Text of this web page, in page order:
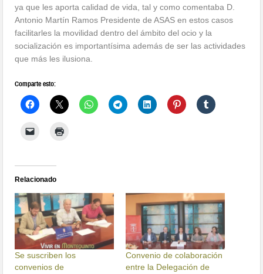
ya que les aporta calidad de vida, tal y como comentaba D.
Antonio Martín Ramos Presidente de ASAS en estos casos
facilitarles la movilidad dentro del ámbito del ocio y la
socialización es importantísima además de ser las actividades
que más les ilusiona.
Comparte esto:
Relacionado
Se suscriben los
convenios de
Convenio de colaboración
entre la Delegación de